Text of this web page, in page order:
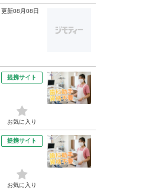
更新08月08日
提携サイト
お気に入り
提携サイト
お気に入り